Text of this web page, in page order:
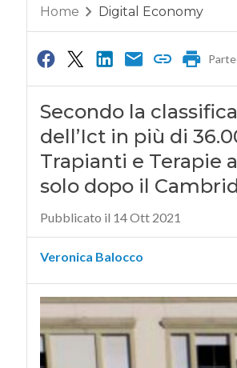
Home Digital Economy
Secondo la
dell’Ict in più di
Trapianti e Terapie
solo dopo il
Pubblicato il 14 Ott 2021
Veronica Balocco